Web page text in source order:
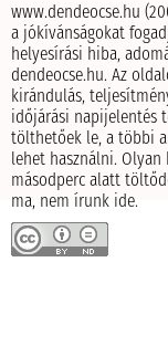
www.dendeocse.hu
a jókívánságokat
helyesírási hiba,
dendeocse.hu. Az
kirándulás,
időjárási napijelentés
tölthetőek le, a többi
lehet használni. Olyan
másodperc alatt
ma, nem írunk ide.